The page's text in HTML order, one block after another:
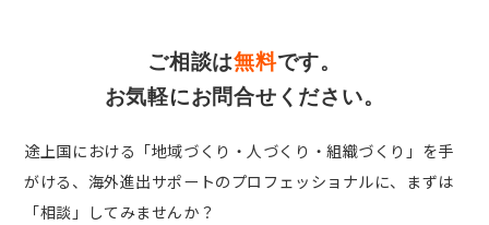
ご相談は無料です。
お気軽にお問合せください。
途上国における「地域づくり・人づくり・組織づくり」を手
がける、 海外進出サポートのプロフェッショナルに、まずは
「相談」してみませんか？